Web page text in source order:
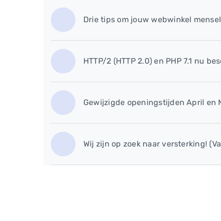
​Drie tips om jouw webwinkel
HTTP/2 (HTTP 2.0) en PHP 7.1 nu
Gewijzigde openingstijden April en
Wij zijn op zoek naar versterking!